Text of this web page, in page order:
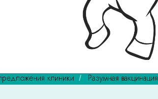
клиники / Разумная вакцинация